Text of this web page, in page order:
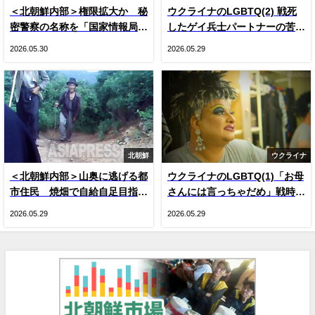
＜北朝鮮内部＞権限拡大か 秘
密警察の名称を「国家情報局」
2026.05.30
ウクライナのLGBTQ(2) 戦死
したゲイ兵士パートナーの苦
2026.05.29
北朝鮮
＜北朝鮮内部＞山奥に逃げる都
市住民 焼畑で自給自足目指す
2026.05.29
ウクライナ
ウクライナのLGBTQ(1)「お母
さんには言っちゃだめ」戦時下
2026.05.29